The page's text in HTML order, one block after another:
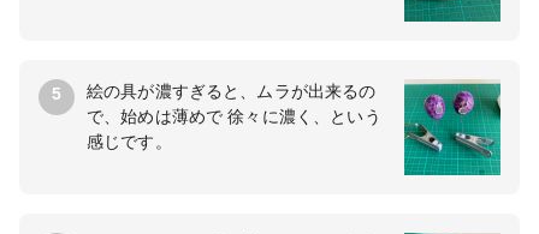
5
絵の具が濃すぎると、ムラが出来るの
で、始めは薄めで 徐々に濃く、という
感じです。